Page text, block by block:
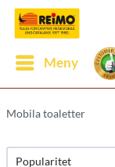
Meny
Mobila toaletter